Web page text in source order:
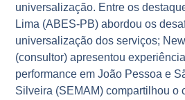
universalização. Entre os
Lima (ABES-PB) abordou os
universalização dos serviços;
(consultor) apresentou
performance em João Pessoa e
Silveira (SEMAM) compartilhou o